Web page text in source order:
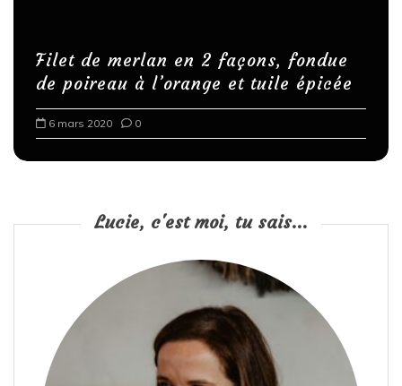
i
Filet de merlan en 2 façons, fondue
de poireau à l’orange et tuile épicée
6 mars 2020 0
Lucie, c'est moi, tu sais...